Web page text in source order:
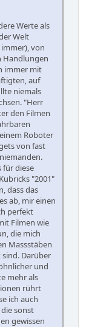
Werte als
Welt
von
Handlungen
immer mit
auf
niemals
"Herr
den Filmen
Roboter
von fast
für diese
"2001"
dass das
ab, mir einen
perfekt
Filmen wie
die mich
Massstäben
Darüber
und
mehr als
rührt
ich auch
sonst
gewissen